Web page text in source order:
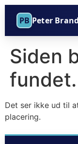
PB Peter
Siden
fundet.
Det ser ikke ud til
placering.